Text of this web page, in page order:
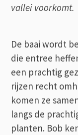
vallei voorkomt.
De baai wordt
die entree
een prachtig
rijzen recht
komen ze
langs de
planten. Bob